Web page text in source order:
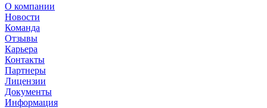
О компании
Новости
Команда
Отзывы
Карьера
Контакты
Партнеры
Лицензии
Документы
Информация